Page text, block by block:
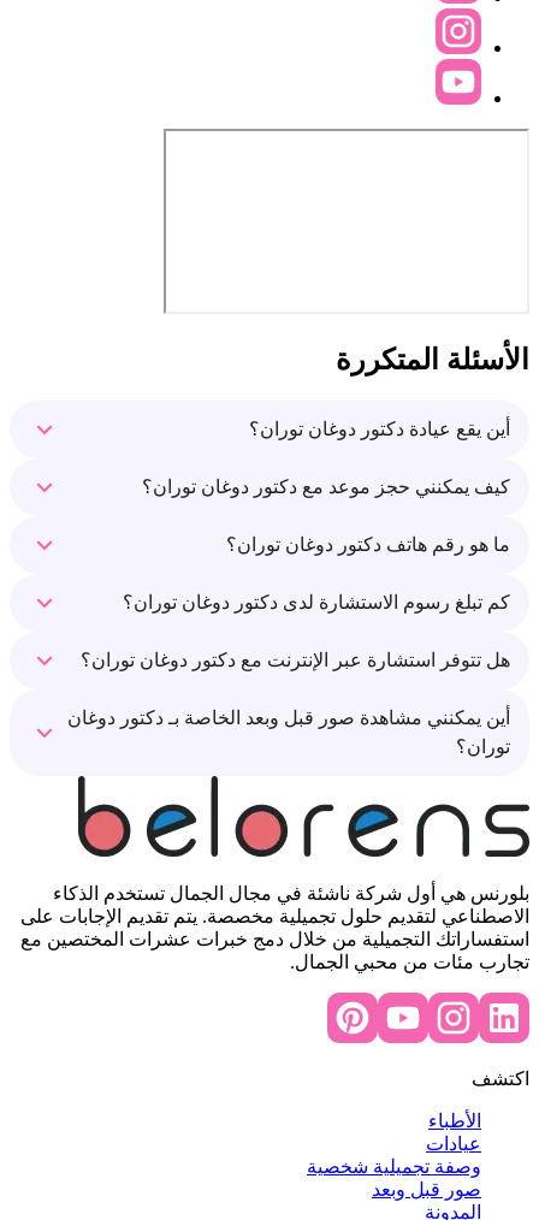
الأسئلة المتكررة
أين يقع عيادة دكتور دوغان توران؟
كيف يمكنني حجز موعد مع دكتور دوغان توران؟
ما هو رقم هاتف دكتور دوغان توران؟
كم تبلغ رسوم الاستشارة لدى دكتور دوغان توران؟
هل تتوفر استشارة عبر الإنترنت مع دكتور دوغان توران؟
أين يمكنني مشاهدة صور قبل وبعد الخاصة بـ دكتور دوغان
توران؟
بلورنس هي أول شركة ناشئة في مجال الجمال تستخدم الذكاء
الاصطناعي لتقديم حلول تجميلية مخصصة. يتم تقديم الإجابات على
استفساراتك التجميلية من خلال دمج خبرات عشرات المختصين مع
تجارب مئات من محبي الجمال.
اكتشف
الأطباء
عيادات
وصفة تجميلية شخصية
صور قبل وبعد
المدونة